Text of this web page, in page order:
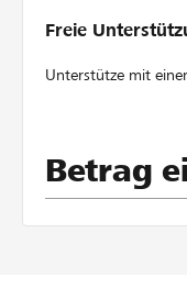
Freie
Unterstütze mit
Betrag